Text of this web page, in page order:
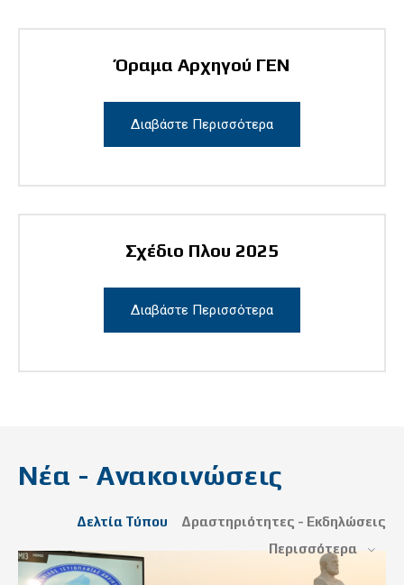
Όραμα Αρχηγού ΓΕΝ
Διαβάστε Περισσότερα
Σχέδιο Πλου 2025
Διαβάστε Περισσότερα
Νέα - Ανακοινώσεις
Δελτία Τύπου
Δραστηριότητες - Εκδηλώσεις
Περισσότερα